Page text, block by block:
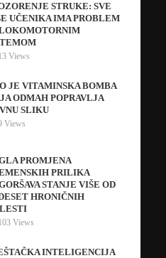
STRUKE: SVE
UČENIKA IMA PROBLEM
Views
JE VITAMINSKA BOMBA
ODMAH POPRAVLJA
SLIKU
Views
PROMJENA
PRILIKA
STANJE VIŠE OD
HRONIČNIH
Views
INTELIGENCIJA